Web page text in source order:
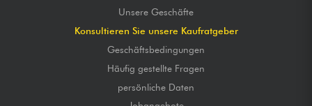
Unsere Geschäfte
Konsultieren Sie unsere Kaufratgeber
Geschäftsbedingungen
Häufig gestellte Fragen
persönliche Daten